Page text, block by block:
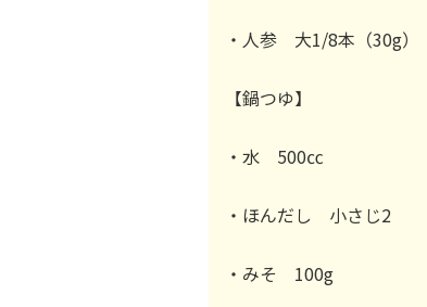
・人参 大1/8本（30g）
【鍋つゆ】
・水 500㏄
・ほんだし 小さじ2
・みそ 100g